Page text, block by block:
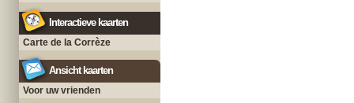
Interactieve kaarten
Carte de la Corrèze
Ansicht kaarten
Voor uw vrienden